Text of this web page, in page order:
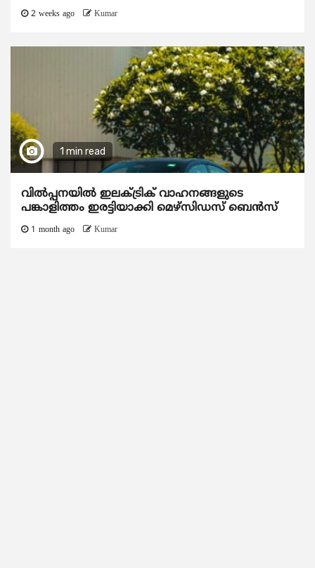
2 weeks ago Kumar
1 min read
വിൽപ്പനയിൽ ഇലക്ട്രിക് വാഹനങ്ങളുടെ
പങ്കാളിത്തം ഇരട്ടിയാക്കി മെഴ്‌സിഡസ് ബെൻസ്
1 month ago Kumar